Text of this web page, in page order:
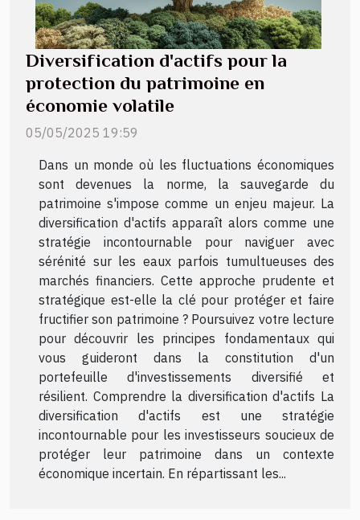
Diversification d'actifs pour la
protection du patrimoine en
économie volatile
05/05/2025 19:59
Dans un monde où les fluctuations économiques
sont devenues la norme, la sauvegarde du
patrimoine s'impose comme un enjeu majeur. La
diversification d'actifs apparaît alors comme une
stratégie incontournable pour naviguer avec
sérénité sur les eaux parfois tumultueuses des
marchés financiers. Cette approche prudente et
stratégique est-elle la clé pour protéger et faire
fructifier son patrimoine ? Poursuivez votre lecture
pour découvrir les principes fondamentaux qui
vous guideront dans la constitution d'un
portefeuille d'investissements diversifié et
résilient. Comprendre la diversification d'actifs La
diversification d'actifs est une stratégie
incontournable pour les investisseurs soucieux de
protéger leur patrimoine dans un contexte
économique incertain. En répartissant les...